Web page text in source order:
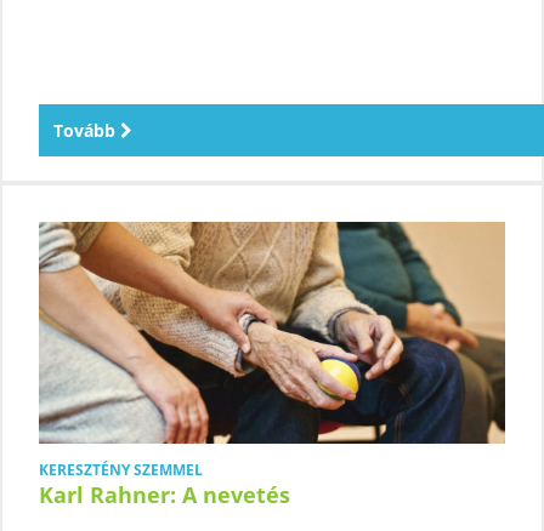
Tovább
KERESZTÉNY SZEMMEL
Karl Rahner: A nevetés